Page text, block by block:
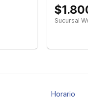
Sucursal
Horario